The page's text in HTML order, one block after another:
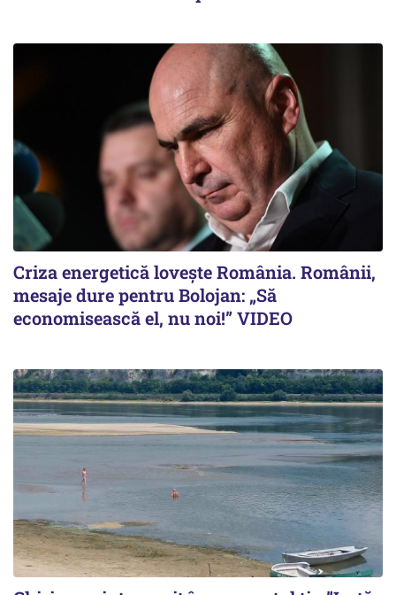
Criza energetică lovește România. Românii,
mesaje dure pentru Bolojan: „Să
economisească el, nu noi!” VIDEO